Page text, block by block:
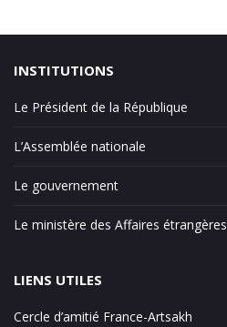
INSTITUTIONS
Le Président de la République
L’Assemblée nationale
Le gouvernement
Le ministère des Affaires étrangères
LIENS UTILES
Cercle d’amitié France-Artsakh